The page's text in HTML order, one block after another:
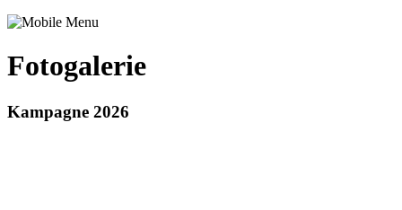
Fotogalerie
Kampagne 2026